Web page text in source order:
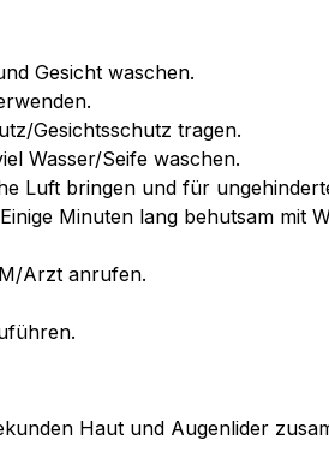
Gesicht waschen.
Gesichtsschutz tragen.
Wasser/Seife waschen.
Luft bringen und für
Minuten lang behutsam
Arzt anrufen.
Haut und Augenlider